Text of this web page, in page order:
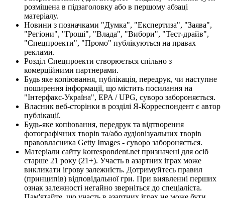
розміщена в підзаголовку або в першому абзаці
матеріалу.
Новини з позначками "Думка", "Експертиза", "Заява",
"Регіони", "Гроші", "Влада", "Вибори", "Тест-драйв",
"Спецпроекти", "Промо" публікуються на правах
реклами.
Розділ Спецпроекти створюється спільно з
комерційними партнерами.
Будь яке копіювання, публікація, передрук, чи наступне
поширення інформації, що містить посилання на
"Інтерфакс-Україна", EPA / UPG, суворо забороняється.
Власник веб-сторінки в розділі Я-Корреспондент є автор
публікації.
Будь-яке копіювання, передрук та відтворення
фотографічних творів та/або аудіовізуальних творів
правовласника Getty Images - суворо забороняється.
Матеріали сайту korrespondent.net призначені для осіб
старше 21 року (21+). Участь в азартних іграх може
викликати ігрову залежність. Дотримуйтесь правил
(принципів) відповідальної гри. При виявленні перших
ознак залежності негайно зверніться до спеціаліста.